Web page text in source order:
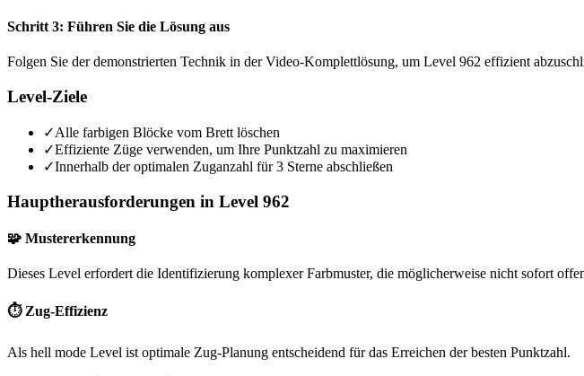
Schritt 3: Führen Sie die Lösung aus
Folgen Sie der demonstrierten Technik in der Video-Komplettlösung, um Level 962 effizient
Level-Ziele
✓Alle farbigen Blöcke vom Brett löschen
✓Effiziente Züge verwenden, um Ihre Punktzahl zu maximieren
✓Innerhalb der optimalen Zuganzahl für 3 Sterne abschließen
Hauptherausforderungen in Level 962
🧩 Mustererkennung
Dieses Level erfordert die Identifizierung komplexer Farbmuster, die möglicherweise nicht sofort
⏱️ Zug-Effizienz
Als hell mode Level ist optimale Zug-Planung entscheidend für das Erreichen der besten Punktzahl.